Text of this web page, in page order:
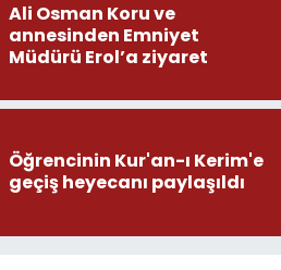
Ali Osman Koru ve
annesinden Emniyet
Müdürü Erol’a ziyaret
Öğrencinin Kur'an-ı Kerim'e
geçiş heyecanı paylaşıldı